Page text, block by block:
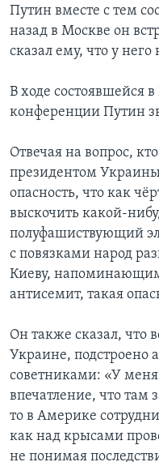
Путин вместе с тем
назад в Москве он
сказал ему, что у
В ходе состоявшейся
конференции Путин
Отвечая на вопрос,
президентом
опасность, что как
выскочить какой-
полуфашиствующий
с повязками народ
Киеву,
антисемит, такая
Он также сказал, что
Украине, подстроено
советниками: «У меня
впечатление, что там
то в Америке
как над крысами
не понимая